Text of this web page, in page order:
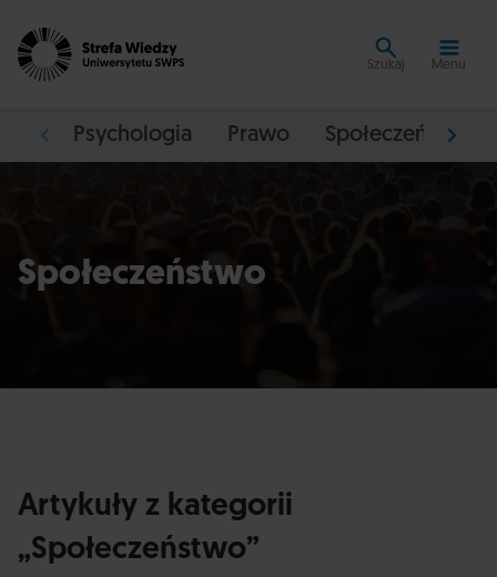
Szukaj Menu
Psychologia Prawo Społeczeństwo
Społeczeństwo
Artykuły z kategorii
„Społeczeństwo”